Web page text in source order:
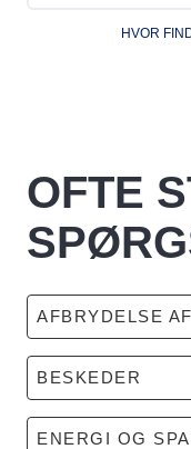
HVOR
OFTE
AFBRYDELSE
BESKEDER
ENERGI OG